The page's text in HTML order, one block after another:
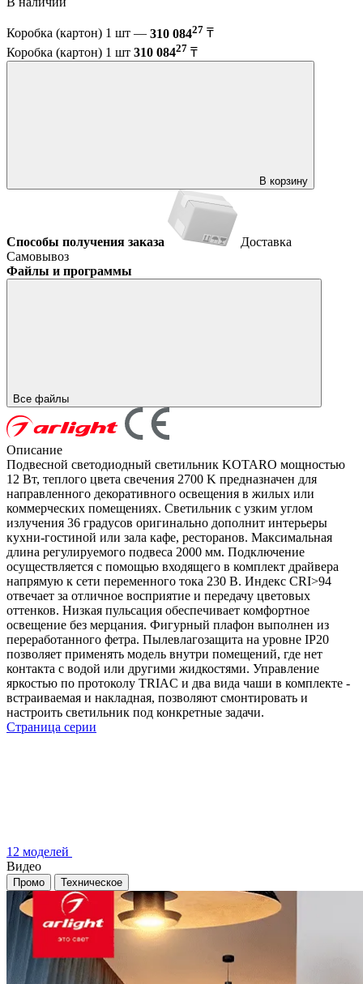
Коробка (картон) 1 шт — 310 08427 ₸
Коробка (картон) 1 шт 310 08427 ₸
В корзину
Способы получения заказа
Доставка
Самовывоз
Файлы и программы
Все файлы
Описание
Подвесной светодиодный светильник KOTARO мощностью
12 Вт, теплого цвета свечения 2700 K предназначен для
направленного декоративного освещения в жилых или
коммерческих помещениях. Светильник с узким углом
излучения 36 градусов оригинально дополнит интерьеры
кухни-гостиной или зала кафе, ресторанов. Максимальная
длина регулируемого подвеса 2000 мм. Подключение
осуществляется с помощью входящего в комплект драйвера
напрямую к сети переменного тока 230 В. Индекс CRI>94
отвечает за отличное восприятие и передачу цветовых
оттенков. Низкая пульсация обеспечивает комфортное
освещение без мерцания. Фигурный плафон выполнен из
переработанного фетра. Пылевлагозащита на уровне IP20
позволяет применять модель внутри помещений, где нет
контакта с водой или другими жидкостями. Управление
яркостью по протоколу TRIAC и два вида чаши в комплекте -
встраиваемая и накладная, позволяют смонтировать и
настроить светильник под конкретные задачи.
Страница серии
12 моделей
Видео
Промо Техническое